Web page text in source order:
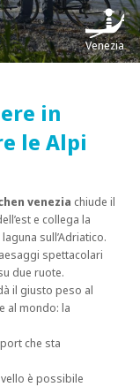
Venezia
in
le Alpi
venezia chiude il
e collega la
sull’Adriatico.
spettacolari
due ruote.
il giusto peso al
al mondo: la
che sta
è possibile